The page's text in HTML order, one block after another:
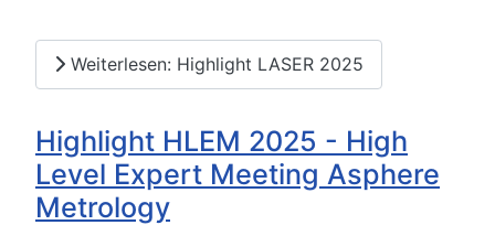
Weiterlesen: Highlight LASER 2025
Highlight HLEM 2025 - High
Level Expert Meeting Asphere
Metrology